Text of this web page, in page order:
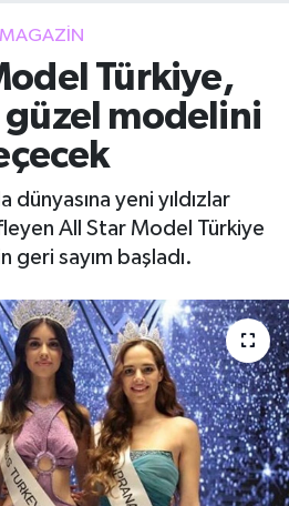
MAGAZIN
Türkiye,
modelini
dünyasına yeni yıldızlar
All Star Model Türkiye
geri sayım başladı.